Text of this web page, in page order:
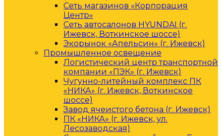
Сеть магазинов «Корпорация
Центр»
Сеть автосалонов HYUNDAI (г.
Ижевск, Воткинское шоссе)
Экорынок «Апельсин» (г. Ижевск)
Промышленное освещение
Логистический центр транспортной
компании «ПЭК» (г. Ижевск)
Чугунно-литейный комплекс ПК
«НИКА» (г. Ижевск, Воткинское
шоссе)
Завод ячеистого бетона (г. Ижевск)
ПК «НИКА» (г. Ижевск, ул.
Лесозаводская)